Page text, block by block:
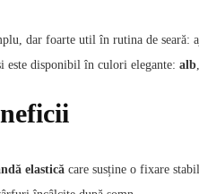
dar foarte util în rutina de
este disponibil în culori elegante: alb,
elastică care susține o fixare